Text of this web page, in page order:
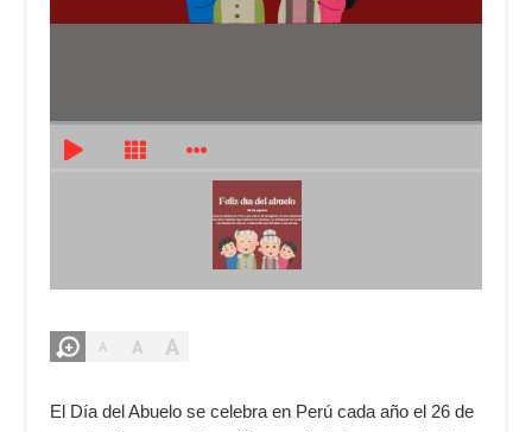
A A A
El Día del Abuelo se celebra en Perú cada año el 26 de